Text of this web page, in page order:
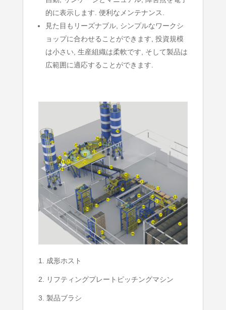
的に表示します. 便利なメンテナンス.
見た目もリーズナブル, シンプルなワークシ
ョップに合わせることができます, 投資規模
は小さい, 生産組織は柔軟です, そして製品は
広範囲に適応することができます.
1. 成形ホスト
2. リフティングプレートピッチングマシン
3. 製品ブラシ